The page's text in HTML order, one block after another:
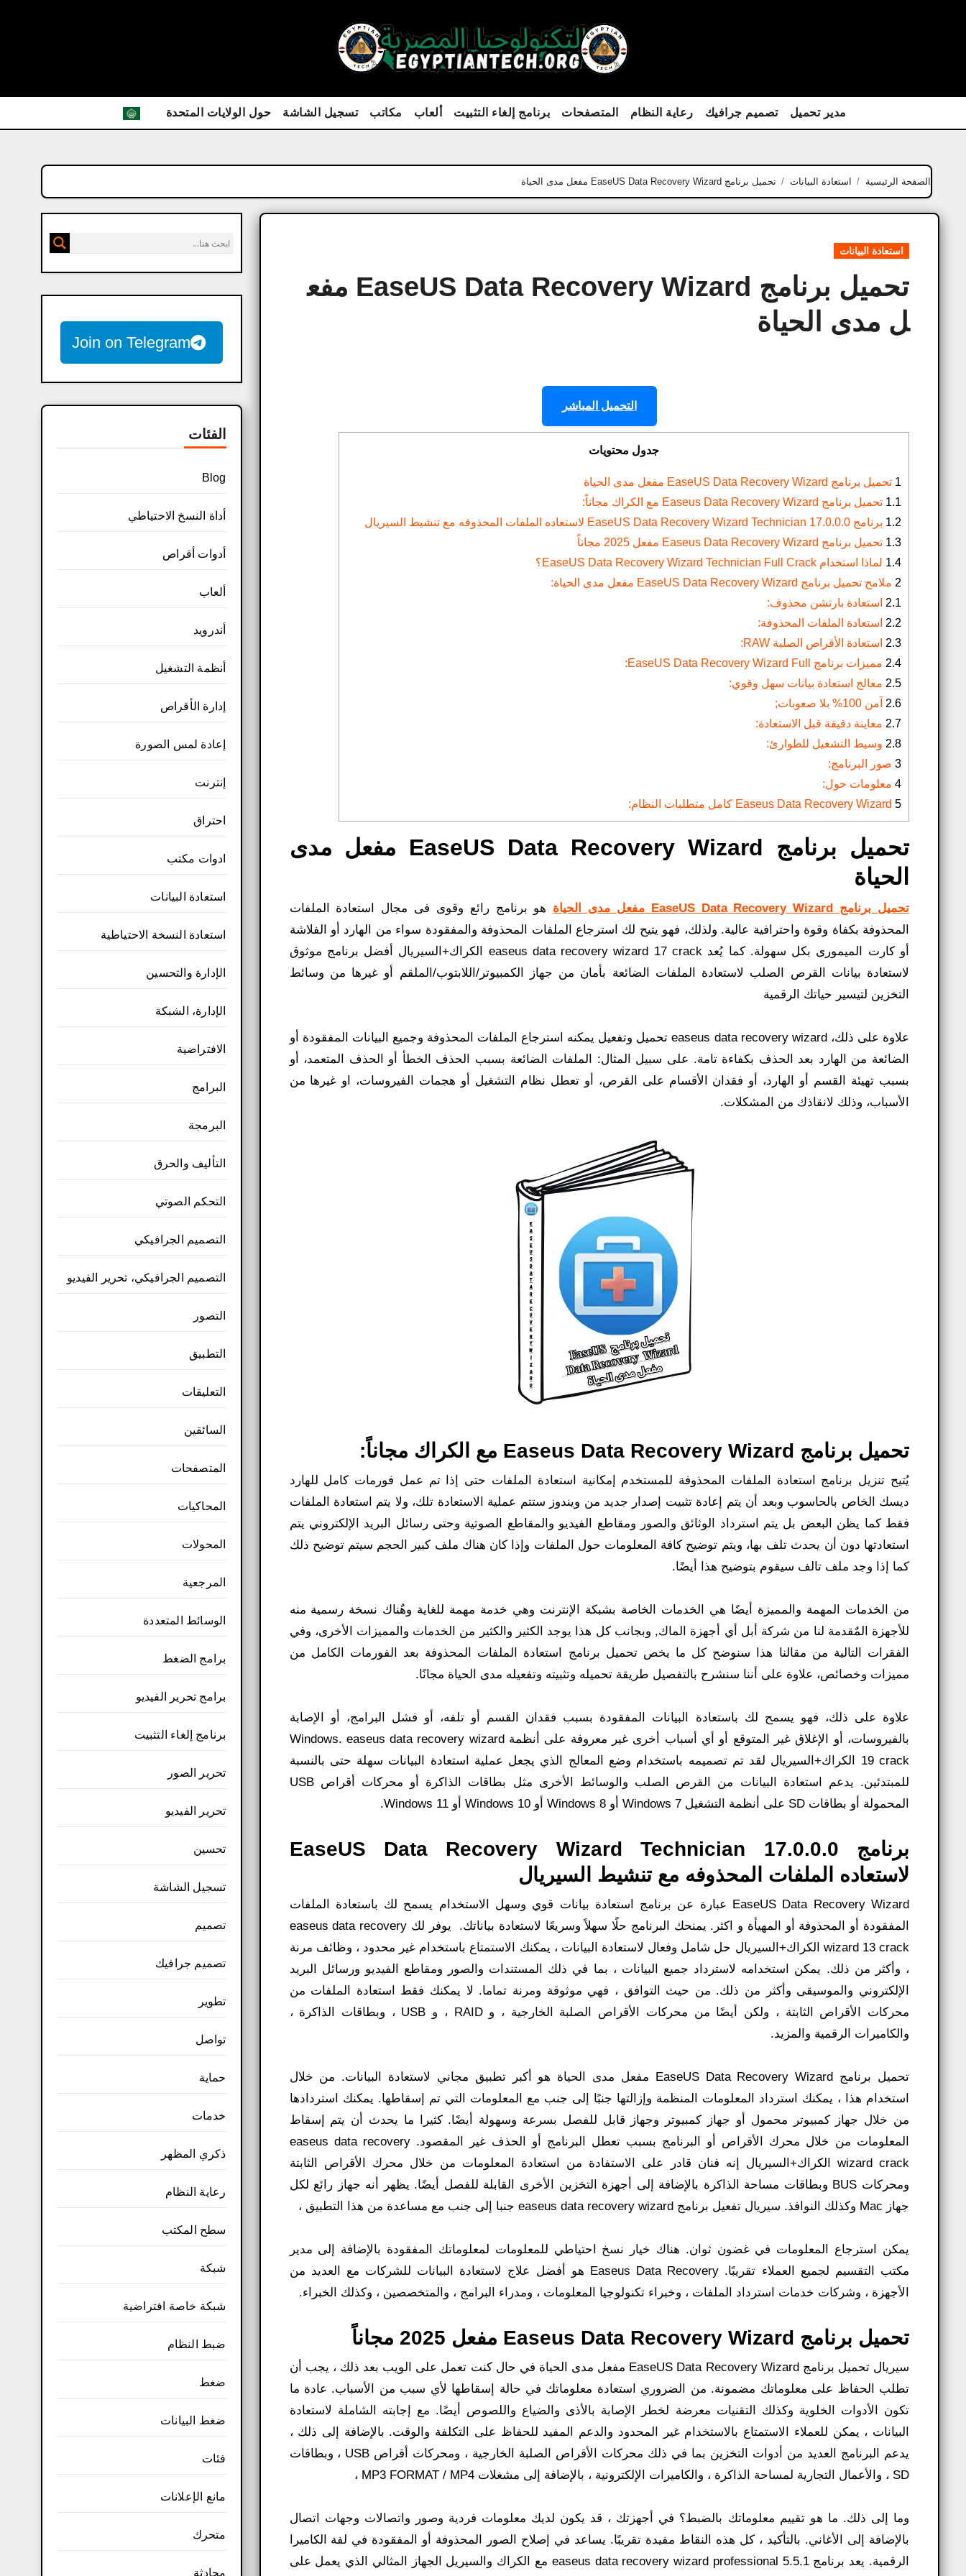
مدير تحميل تصميم جرافيك رعاية النظام المتصفحات برنامج إلغاء التثبيت ألعاب مكاتب تسجيل الشاشة حول الولايات المتحدة
الصفحة الرئيسية استعادة البيانات تحميل برنامج EaseUS Data Recovery Wizard مفعل مدى الحياة
استعادة البيانات
تحميل برنامج EaseUS Data Recovery Wizard مفع
ل مدى الحياة
التحميل المباشر
جدول محتويات
1 تحميل برنامج EaseUS Data Recovery Wizard مفعل مدى الحياة
1.1 تحميل برنامج Easeus Data Recovery Wizard مع الكراك مجاناً:
1.2 برنامج EaseUS Data Recovery Wizard Technician 17.0.0.0 لاستعاده الملفات المحذوفه مع تنشيط السيريال
1.3 تحميل برنامج Easeus Data Recovery Wizard مفعل 2025 مجاناً
1.4 لماذا استخدام EaseUS Data Recovery Wizard Technician Full Crack؟
2 ملامح تحميل برنامج EaseUS Data Recovery Wizard مفعل مدى الحياة:
2.1 استعادة بارتشن محذوف:
2.2 استعادة الملفات المحذوفة:
2.3 استعادة الأقراص الصلبة RAW:
2.4 مميزات برنامج EaseUS Data Recovery Wizard Full:
2.5 معالج استعادة بيانات سهل وقوي:
2.6 آمن 100% بلا صعوبات;
2.7 معاينة دقيقة قبل الاستعادة:
2.8 وسيط التشغيل للطوارئ:
3 صور البرنامج:
4 معلومات حول:
5
تحميل برنامج EaseUS Data Recovery Wizard مفعل مدى
الحياة
تحميل برنامج EaseUS Data Recovery Wizard مفعل مدى الحياة
هو برنامج رائع وقوى فى مجال استعادة الملفات
المحذوفة بكفاة وقوة واحترافية عالية. ولذلك، فهو يتيح لك استرجاع الملفات المحذوفة والمفقودة سواء من الهارد أو الفلاشة
أو كارت الميمورى بكل سهولة. كما يُعد easeus data recovery wizard 17 crack الكراك+السيريال أفضل برنامج موثوق
لاستعادة بيانات القرص الصلب لاستعادة الملفات الضائعة بأمان من جهاز الكمبيوتر/اللابتوب/الملقم أو غيرها من وسائط
التخزين لتيسير حياتك الرقمية
علاوة على ذلك، easeus data recovery wizard تحميل وتفعيل يمكنه استرجاع الملفات المحذوفة وجميع البيانات المفقودة أو
الضائعة من الهارد بعد الحذف بكفاءة تامة. على سبيل المثال: الملفات الضائعة بسبب الحذف الخطأ أو الحذف المتعمد، أو
بسبب تهيئة القسم أو الهارد، أو فقدان الأقسام على القرص، أو تعطل نظام التشغيل أو هجمات الفيروسات، او غيرها من
الأسباب، وذلك لانقاذك من المشكلات.
تحميل برنامج Easeus Data Recovery Wizard مع الكراك مجاناً:
يُتيح تنزيل برنامج استعادة الملفات المحذوفة للمستخدم إمكانية استعادة الملفات حتى إذا تم عمل فورمات كامل للهارد
ديسك الخاص بالحاسوب وبعد أن يتم إعادة تثبيت إصدار جديد من ويندوز ستتم عملية الاستعادة تلك، ولا يتم استعادة الملفات
فقط كما يظن البعض بل يتم استرداد الوثائق والصور ومقاطع الفيديو والمقاطع الصوتية وحتى رسائل البريد الإلكتروني يتم
استعادتها دون أن يحدث تلف بها، ويتم توضيح كافة المعلومات حول الملفات وإذا كان هناك ملف كبير الحجم سيتم توضيح ذلك
كما إذا وجد ملف تالف سيقوم بتوضيح هذا أيضًا.
من الخدمات المهمة والمميزة أيضًا هي الخدمات الخاصة بشبكة الإنترنت وهي خدمة مهمة للغاية وهٌناك نسخة رسمية منه
للأجهزة المٌقدمة لنا من شركة أبل أي أجهزة الماك, وبجانب كل هذا يوجد الكثير والكثير من الخدمات والمميزات الأخرى، وفي
الفقرات التالية من مقالنا هذا سنوضح كل ما يخص تحميل برنامج استعادة الملفات المحذوفة بعد الفورمات الكامل من
مميزات وخصائص، علاوة على أننا سنشرح بالتفصيل طريقة تحميله وتثبيته وتفعيله مدى الحياة مجانًا.
علاوة على ذلك، فهو يسمح لك باستعادة البيانات المفقودة بسبب فقدان القسم أو تلفه، أو فشل البرامج، أو الإصابة
بالفيروسات، أو الإغلاق غير المتوقع أو أي أسباب أخرى غير معروفة على أنظمة Windows. easeus data recovery wizard
19 crack الكراك+السيريال لقد تم تصميمه باستخدام وضع المعالج الذي يجعل عملية استعادة البيانات سهلة حتى بالنسبة
للمبتدئين. يدعم استعادة البيانات من القرص الصلب والوسائط الأخرى مثل بطاقات الذاكرة أو محركات أقراص USB
المحمولة أو بطاقات SD على أنظمة التشغيل Windows 7 أو Windows 8 أو Windows 10 أو Windows 11.
برنامج EaseUS Data Recovery Wizard Technician 17.0.0.0
لاستعاده الملفات المحذوفه مع تنشيط السيريال
EaseUS Data Recovery Wizard عبارة عن برنامج استعادة بيانات قوي وسهل الاستخدام يسمح لك باستعادة الملفات
المفقودة أو المحذوفة أو المهيأة و اكثر. يمنحك البرنامج حلًا سهلاً وسريعًا لاستعادة بياناتك. يوفر لك easeus data recovery
wizard 13 crack الكراك+السيريال حل شامل وفعال لاستعادة البيانات ، يمكنك الاستمتاع باستخدام غير محدود ، وظائف مرنة
، وأكثر من ذلك. يمكن استخدامه لاسترداد جميع البيانات ، بما في ذلك المستندات والصور ومقاطع الفيديو ورسائل البريد
الإلكتروني والموسيقى وأكثر من ذلك. من حيث التوافق ، فهي موثوقة ومرنة تماما. لا يمكنك فقط استعادة الملفات من
محركات الأقراص الثابتة ، ولكن أيضًا من محركات الأقراص الصلبة الخارجية ، و RAID ، و USB ، وبطاقات الذاكرة ،
والكاميرات الرقمية والمزيد.
تحميل برنامج EaseUS Data Recovery Wizard مفعل مدى الحياة هو أكبر تطبيق مجاني لاستعادة البيانات. من خلال
استخدام هذا ، يمكنك استرداد المعلومات المنظمة وإزالتها جنبًا إلى جنب مع المعلومات التي تم إسقاطها. يمكنك استردادها
من خلال جهاز كمبيوتر محمول أو جهاز كمبيوتر وجهاز قابل للفصل بسرعة وسهولة أيضًا. كثيرا ما يحدث أن يتم إسقاط
المعلومات من خلال محرك الأقراص أو البرنامج بسبب تعطل البرنامج أو الحذف غير المقصود. easeus data recovery
wizard crack الكراك+السيريال إنه فنان قادر على الاستفادة من استعادة المعلومات من خلال محرك الأقراص الثابتة
ومحركات BUS وبطاقات مساحة الذاكرة بالإضافة إلى أجهزة التخزين الأخرى القابلة للفصل أيضًا. يظهر أنه جهاز رائع لكل
جهاز Mac وكذلك النوافذ. سيريال تفعيل برنامج easeus data recovery wizard جنبا إلى جنب مع مساعدة من هذا التطبيق ،
يمكن استرجاع المعلومات في غضون ثوان. هناك خيار نسخ احتياطي للمعلومات لمعلوماتك المفقودة بالإضافة إلى مدير
مكتب التقسيم لجميع العملاء تقريبًا. Easeus Data Recovery هو أفضل علاج لاستعادة البيانات للشركات مع العديد من
الأجهزة ، وشركات خدمات استرداد الملفات ، وخبراء تكنولوجيا المعلومات ، ومدراء البرامج ، والمتخصصين ، وكذلك الخبراء.
تحميل برنامج Easeus Data Recovery Wizard مفعل 2025 مجاناً
سيريال تحميل برنامج EaseUS Data Recovery Wizard مفعل مدى الحياة في حال كنت تعمل على الويب بعد ذلك ، يجب أن
تطلب الحفاظ على معلوماتك مضمونة. من الضروري استعادة معلوماتك في حالة إسقاطها لأي سبب من الأسباب. عادة ما
تكون الأدوات الخلوية وكذلك التقنيات معرضة لخطر الإصابة بالأذى والضياع واللصوص أيضًا. مع إجابته الشاملة لاستعادة
البيانات ، يمكن للعملاء الاستمتاع بالاستخدام غير المحدود والدعم المفيد للحفاظ على التكلفة والوقت. بالإضافة إلى ذلك ،
يدعم البرنامج العديد من أدوات التخزين بما في ذلك محركات الأقراص الصلبة الخارجية ، ومحركات أقراص USB ، وبطاقات
SD ، والأعمال التجارية لمساحة الذاكرة ، والكاميرات الإلكترونية ، بالإضافة إلى مشغلات MP3 FORMAT / MP4 ،
وما إلى ذلك. ما هو تقييم معلوماتك بالضبط؟ في أجهزتك ، قد يكون لديك معلومات فردية وصور واتصالات وجهات اتصال
بالإضافة إلى الأغاني. بالتأكيد ، كل هذه النقاط مفيدة تقريبًا. يساعد في إصلاح الصور المحذوفة أو المفقودة في لفة الكاميرا
الرقمية. يعد برنامج easeus data recovery wizard professional 5.5.1 مع الكراك والسيريل الجهاز المثالي الذي يعمل على
Join on Telegram
الفئات
Blog
أداة النسخ الاحتياطي
أدوات أقراص
ألعاب
أندرويد
أنظمة التشغيل
إدارة الأقراص
إعادة لمس الصورة
إنترنت
احتراق
ادوات مكتب
استعادة البيانات
استعادة النسخة الاحتياطية
الإدارة والتحسين
الإدارة، الشبكة
الافتراضية
البرامج
البرمجة
التأليف والحرق
التحكم الصوتي
التصميم الجرافيكي
التصميم الجرافيكي، تحرير الفيديو
التصور
التطبيق
التعليقات
السائقين
المتصفحات
المحاكيات
المحولات
المرجعية
الوسائط المتعددة
برامج الضغط
برامج تحرير الفيديو
برنامج إلغاء التثبيت
تحرير الصور
تحرير الفيديو
تحسين
تسجيل الشاشة
تصميم
تصميم جرافيك
تطوير
تواصل
حماية
خدمات
ذكري المظهر
رعاية النظام
سطح المكتب
شبكة
شبكة خاصة افتراضية
ضبط النظام
ضغط
ضغط البيانات
فئات
مانع الإعلانات
متحرك
محادثة